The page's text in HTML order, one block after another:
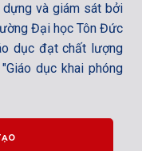
và giám sát bởi
Đại học Tôn Đức
dục đạt chất lượng
dục khai phóng